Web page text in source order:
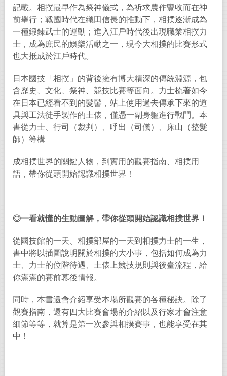
記載。相撲最早作為祭神儀式，為祈求農作豐收而在神
前舉行；戰國時代在織田信長的推動下，相撲逐漸成為
一種鍛鍊武士的運動；進入江戶時代後出現職業相撲力
士，成為庶民的娛樂活動之一，現今大相撲的比賽形式
也大抵成於江戶時代。
日本國技「相撲」的背後擁有博大精深的傳統淵源，包
含歷史、文化、祭神、競技比賽等面向。力士梳著如今
在日本已經看不到的髮髻，站上使用過去傳承下來的道
具與工法徒手製作的土俵，僅憑一副身軀進行戰鬥。本
書從力士、行司（裁判）、呼出（司儀）、床山（整髮
師）等構
成相撲世界的關鍵人物，到實用的觀賽指南、相撲用
語，帶你從頭開始認識相撲世界！
◎一看就懂的生動圖解，帶你從頭開始認識相撲世界！
從國技館的一天、相撲部屋的一天到相撲力士的一生，
書中將以插圖說明關於相撲的大小事，包括如何成為力
士、力士的位階待遇、土俵上競技規則與後臺流程，給
你滿滿的賽前幕後情報。
同時，本書還會介紹享受本場所觀賽的各種秘訣。除了
觀賽指南，還有四大比賽會場的介紹以及行家才會注意
細節等等，就算是第一次參與相撲賽事，也能享受在其
中！